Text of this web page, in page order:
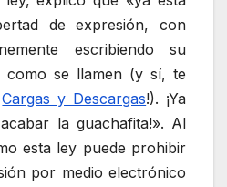
de expresión, con
escribiendo su
se llamen (y sí, te
Cargas y Descargas!). ¡Ya
la guachafita!». Al
esta ley puede prohibir
por medio electrónico